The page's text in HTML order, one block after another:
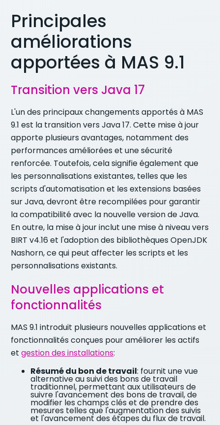
Principales
améliorations
apportées à MAS 9.1
Transition vers Java 17
L'un des principaux changements apportés à MAS
9.1 est la transition vers Java 17. Cette mise à jour
apporte plusieurs avantages, notamment des
performances améliorées et une sécurité
renforcée. Toutefois, cela signifie également que
les personnalisations existantes, telles que les
scripts d'automatisation et les extensions basées
sur Java, devront être recompilées pour garantir
la compatibilité avec la nouvelle version de Java.
En outre, la mise à jour inclut une mise à niveau vers
BIRT v4.16 et l'adoption des bibliothèques OpenJDK
Nashorn, ce qui peut affecter les scripts et les
personnalisations existants.
Nouvelles applications et
fonctionnalités
MAS 9.1 introduit plusieurs nouvelles applications et
fonctionnalités conçues pour améliorer les actifs
etgestion des installations:
Résumé du bon de travail: fournit une vue
alternative au suivi des bons de travail
traditionnel, permettant aux utilisateurs de
suivre l'avancement des bons de travail, de
modifier les champs clés et de prendre des
mesures telles que l'augmentation des suivis
et l'avancement des étapes du flux de travail.